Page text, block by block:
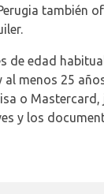
también
de edad
al menos 25
o
y los